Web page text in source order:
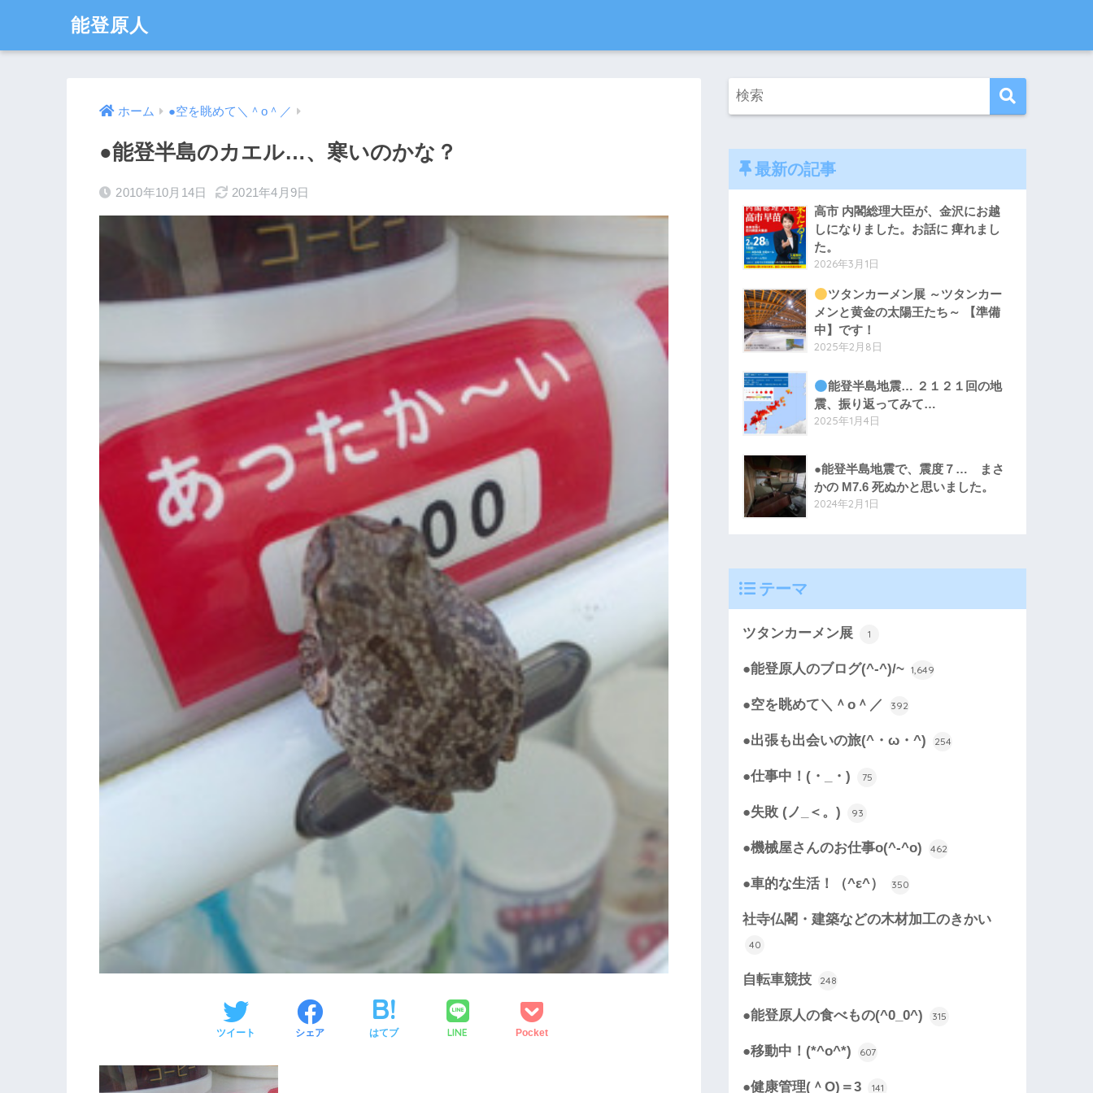
能登原人
ホーム ●空を眺めて＼＾o＾／
●能登半島のカエル…、寒いのかな？
2010年10月14日 2021年4月9日
ツイート シェア はてブ LINE Pocket
最新の記事
高市 内閣総理大臣が、金沢にお越
しになりました。お話に 痺れまし
た。
2026年3月1日
ツタンカーメン展 ～ツタンカー
メンと黄金の太陽王たち～ 【準備
中】です！
2025年2月8日
能登半島地震… ２１２１回の地
震、振り返ってみて…
2025年1月4日
●能登半島地震で、震度７… まさ
かの M7.6 死ぬかと思いました。
2024年2月1日
テーマ
ツタンカーメン展 1
●能登原人のブログ(^-^)/~ 1,649
●空を眺めて＼＾o＾／ 392
●出張も出会いの旅(^・ω・^) 254
●仕事中！(・_・) 75
●失敗 (ノ_＜。) 93
●機械屋さんのお仕事o(^-^o) 462
●車的な生活！（^ε^） 350
社寺仏閣・建築などの木材加工のきかい
40
自転車競技 248
●能登原人の食べもの(^0_0^) 315
●移動中！(*^o^*) 607
●健康管理(＾O)＝3 141